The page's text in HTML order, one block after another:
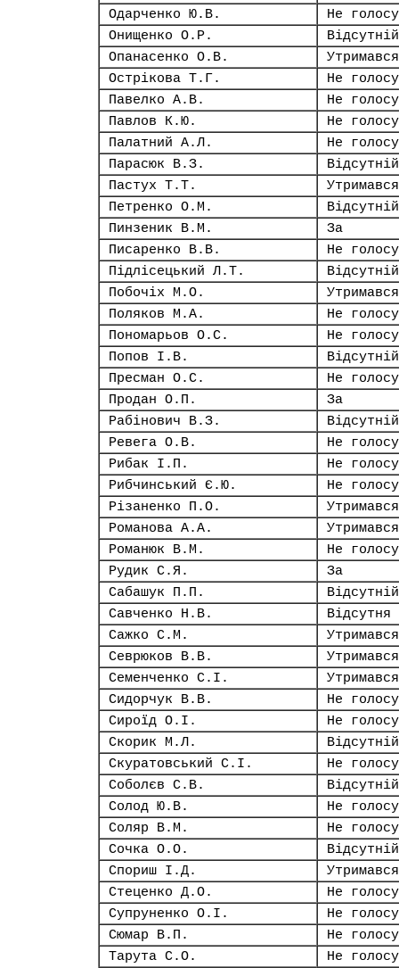
Одарченко Ю.В.
Не
Онищенко О.Р.
Відсутній
Опанасенко О.В.
Утримався
Острікова Т.Г.
Не
Павелко А.В.
Не
Павлов К.Ю.
Не
Палатний А.Л.
Не
Парасюк В.З.
Відсутній
Пастух Т.Т.
Утримався
Петренко О.М.
Відсутній
Пинзеник В.М.
За
Писаренко В.В.
Не
Підлісецький Л.Т.
Відсутній
Побочіх М.О.
Утримався
Поляков М.А.
Не
Пономарьов О.С.
Не
Попов І.В.
Відсутній
Пресман О.С.
Не
Продан О.П.
За
Рабінович В.З.
Відсутній
Ревега О.В.
Не
Рибак І.П.
Не
Рибчинський Є.Ю.
Не
Різаненко П.О.
Утримався
Романова А.А.
Утримався
Романюк В.М.
Не
Рудик С.Я.
За
Сабашук П.П.
Відсутній
Савченко Н.В.
Відсутня
Сажко С.М.
Утримався
Севрюков В.В.
Утримався
Семенченко С.І.
Утримався
Сидорчук В.В.
Не
Сироїд О.І.
Не
Скорик М.Л.
Відсутній
Скуратовський С.І.
Не
Соболєв С.В.
Відсутній
Солод Ю.В.
Не
Соляр В.М.
Не
Сочка О.О.
Відсутній
Спориш І.Д.
Утримався
Стеценко Д.О.
Не
Супруненко О.І.
Не
Сюмар В.П.
Не
Тарута С.О.
Не